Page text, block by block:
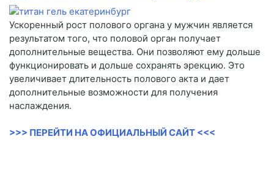
Ускоренный рост полового органа у мужчин является
результатом того, что половой орган получает
дополнительные вещества. Они позволяют ему дольше
функционировать и дольше сохранять эрекцию. Это
увеличивает длительность полового акта и дает
дополнительные возможности для получения
наслаждения.
>>> ПЕРЕЙТИ НА ОФИЦИАЛЬНЫЙ САЙТ <<<